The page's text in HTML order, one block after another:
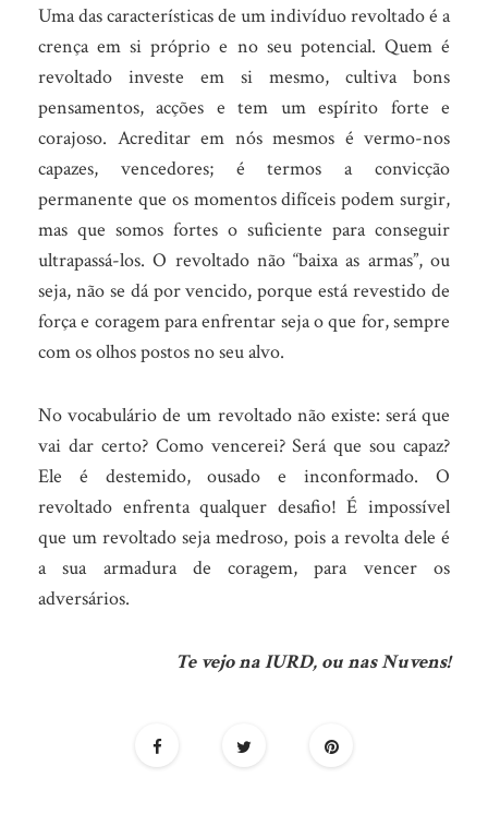
Uma das características de um indivíduo revoltado é a
crença em si próprio e no seu potencial. Quem é
revoltado investe em si mesmo, cultiva bons
pensamentos, acções e tem um espírito forte e
corajoso. Acreditar em nós mesmos é vermo-nos
capazes, vencedores; é termos a convicção
permanente que os momentos difíceis podem surgir,
mas que somos fortes o suficiente para conseguir
ultrapassá-los. O revoltado não “baixa as armas”, ou
seja, não se dá por vencido, porque está revestido de
força e coragem para enfrentar seja o que for, sempre
com os olhos postos no seu alvo.
No vocabulário de um revoltado não existe: será que
vai dar certo? Como vencerei? Será que sou capaz?
Ele é destemido, ousado e inconformado. O
revoltado enfrenta qualquer desafio! É impossível
que um revoltado seja medroso, pois a revolta dele é
a sua armadura de coragem, para vencer os
adversários.
Te vejo na IURD, ou nas Nuvens!